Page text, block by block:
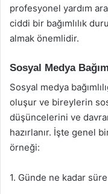
profesyonel yardım
ciddi bir bağımlılık
almak önemlidir.
Sosyal Medya
Sosyal medya
oluşur ve bireylerin
düşüncelerini ve
hazırlanır. İşte genel
örneği:
1. Günde ne kadar